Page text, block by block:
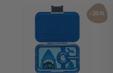
-25%